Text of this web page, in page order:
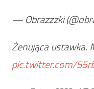
— Obrazzzki
Żenująca ustawka.
pic.twitter.com/